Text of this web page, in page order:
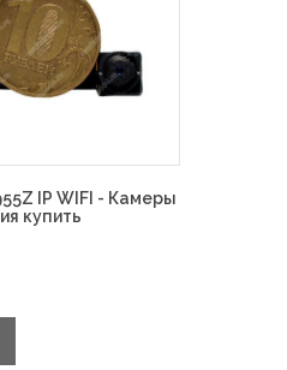
IP WIFI - Камеры
купить